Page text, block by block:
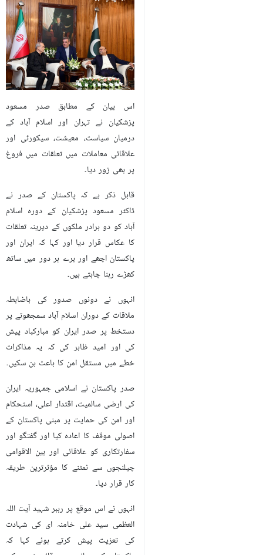
اس بیان کے مطابق صدر مسعود
پزشکیان نے تہران اور اسلام آباد کے
درمیان سیاست، معیشت، سیکورٹی اور
علاقائی معاملات میں تعلقات میں فروغ
پر بھی زور دیا۔
قابل ذکر ہے کہ پاکستان کے صدر نے
ڈاکٹر مسعود پزشکیان کے دورہ اسلام
آباد کو دو برادر ملکوں کے دیرینہ تعلقات
کا عکاس قرار دیا اور کہا کہ ایران اور
پاکستان اچھے اور برے ہر دور میں ساتھ
کھڑے رہنا چاہتے ہیں۔
انہوں نے دونوں صدور کی باضابطہ
ملاقات کے دوران اسلام آباد سمجھوتے پر
دستخط پر صدر ایران کو مبارکباد پیش
کی اور امید ظاہر کی کہ یہ مذاکرات
خطے میں مستقل امن کا باعث بن سکیں۔
صدر پاکستان نے اسلامی جمہوریہ ایران
کی ارضی سالمیت، اقتدار اعلی، استحکام
اور امن کی حمایت پر مبنی پاکستان کے
اصولی موقف کا اعادہ کیا اور گفتگو اور
سفارتکاری کو علاقائی اور بین الاقوامی
چیلنجوں سے نمٹنے کا مؤثرترین طریقہ
کار قرار دیا۔
انہوں نے اس موقع پر رہبر شہید آیت اللہ
العظمی سید علی خامنہ ای کی شہادت
کی تعزیت پیش کرتے ہوئے کہا کہ